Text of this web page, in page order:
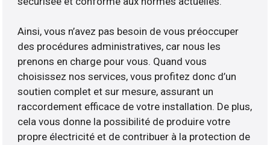
Ainsi, vous n’avez pas besoin de vous préoccuper
des procédures administratives, car nous les
prenons en charge pour vous. Quand vous
choisissez nos services, vous profitez donc d’un
soutien complet et sur mesure, assurant un
raccordement efficace de votre installation. De plus,
cela vous donne la possibilité de produire votre
propre électricité et de contribuer à la protection de